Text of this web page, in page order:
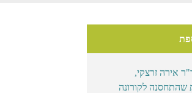
אירה זרצקי,
שהתחסנה לקורונה